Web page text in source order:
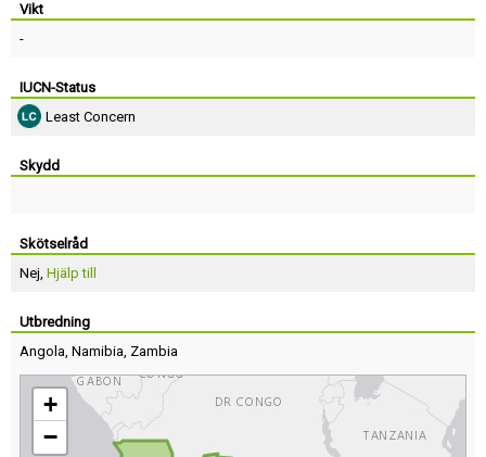
Vikt
-
IUCN-Status
Least Concern
Skydd
Skötselråd
Nej, Hjälp till
Utbredning
Angola, Namibia, Zambia
+
−